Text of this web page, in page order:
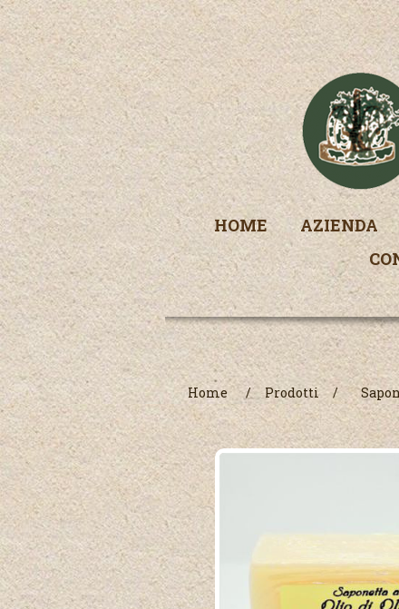
HOME AZIENDA
Home / Prodotti /